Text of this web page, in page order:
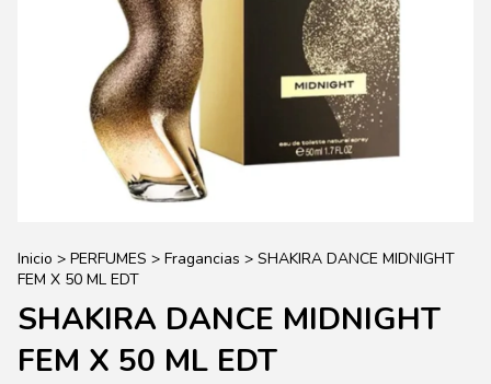
Inicio > PERFUMES > Fragancias > SHAKIRA DANCE MIDNIGHT
FEM X 50 ML EDT
SHAKIRA DANCE MIDNIGHT
FEM X 50 ML EDT